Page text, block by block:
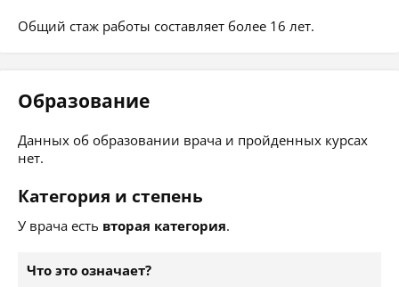
Общий стаж работы составляет более 16 лет.
Образование
Данных об образовании врача и пройденных курсах
нет.
Категория и степень
У врача есть вторая категория.
Что это означает?